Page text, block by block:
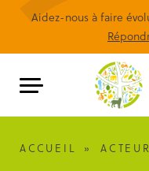
Aidez-nous à faire
ACCUEIL »